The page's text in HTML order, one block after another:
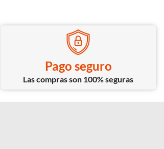
Pago seguro
Las compras son 100% seguras